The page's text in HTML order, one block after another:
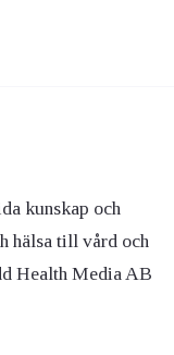
kunskap och
hälsa till vård och
Health Media AB